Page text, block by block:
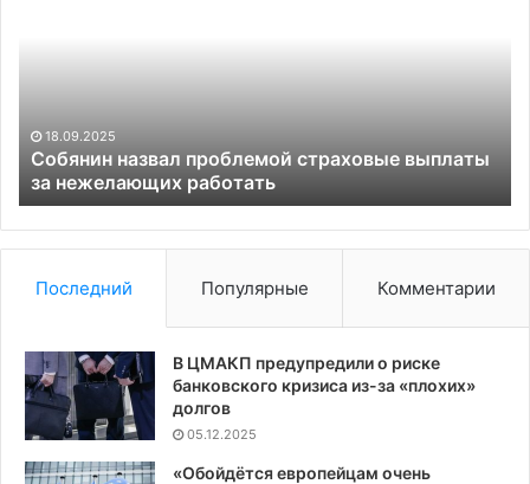
работать
18.09.2025
Собянин назвал проблемой страховые выплаты
за нежелающих работать
Последний Популярные Комментарии
В ЦМАКП предупредили о риске
банковского кризиса из-за «плохих»
долгов
05.12.2025
«Обойдётся европейцам очень